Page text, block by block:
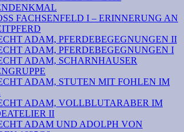
FACHSENFELD I – ERINNERUNG AN
ADAM, PFERDEBEGEGNUNGEN II
ADAM, PFERDEBEGEGNUNGEN I
ADAM, SCHARNHAUSER
ADAM, STUTEN MIT FOHLEN IM
ADAM, VOLLBLUTARABER IM
II
ADAM UND ADOLPH VON